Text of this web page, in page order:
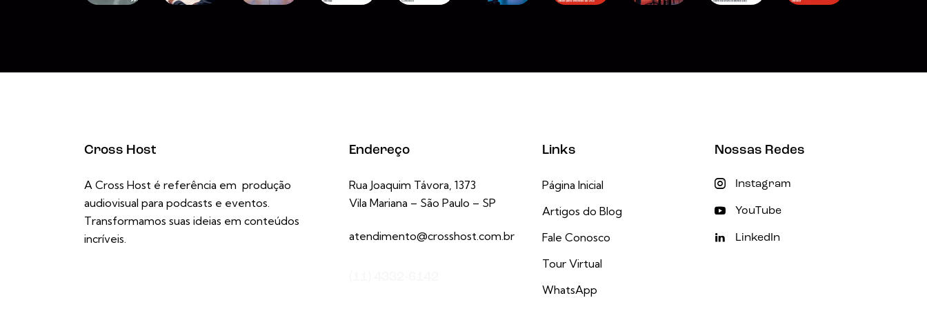
Cross Host
A Cross Host é referência em produção
audiovisual para podcasts e eventos.
Transformamos suas ideias em conteúdos
incríveis.
Endereço
Rua Joaquim Távora, 1373
Vila Mariana – São Paulo – SP
atendimento@crosshost.com.br
Links
Página Inicial
Artigos do Blog
Fale Conosco
Tour Virtual
WhatsApp
Nossas Redes
Instagram
YouTube
LinkedIn